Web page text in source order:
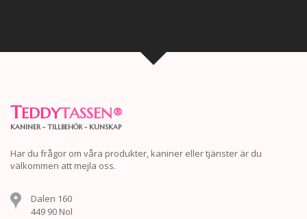
TEDDYTASSEN®
KANINER - TILLBEHÖR - KUNSKAP
Har du frågor om våra produkter, kaniner eller tjänster är du
välkommen att mejla oss.
Dalen 160
449 90 Nol